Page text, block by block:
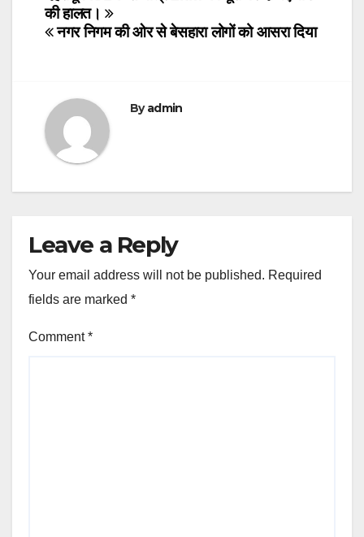
navigation
की हालत।
नगर निगम की ओर से बेसहारा लोगों को आसरा दिया
Byadmin
Leave a Reply
Your email address will not be published. Required
fields are marked *
Comment*